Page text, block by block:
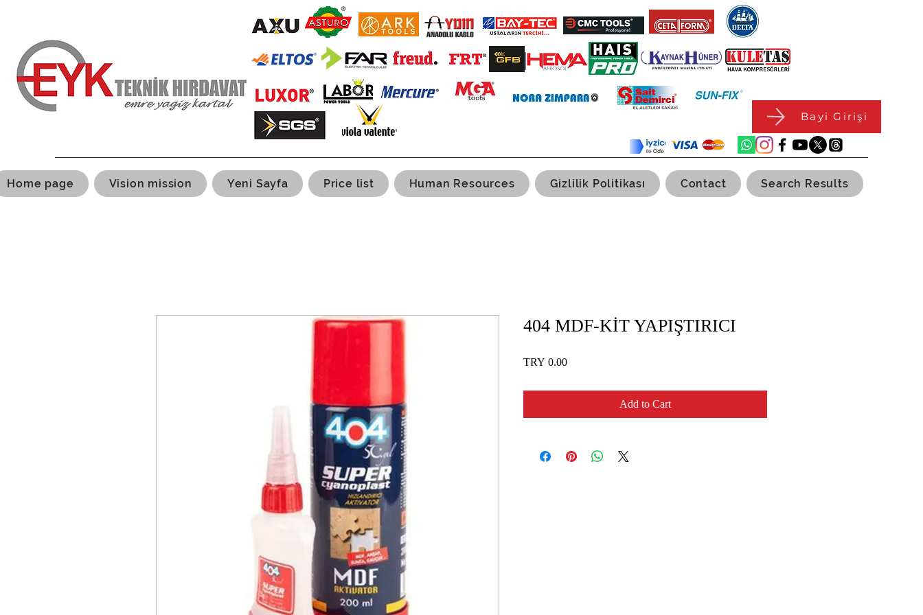
Bayi Girişi
Home page Vision mission Yeni Sayfa Price list Human Resources Gizlilik Politikası Contact Search Results
404 MDF-KİT YAPIŞTIRICI
TRY 0.00Price
Add to Cart